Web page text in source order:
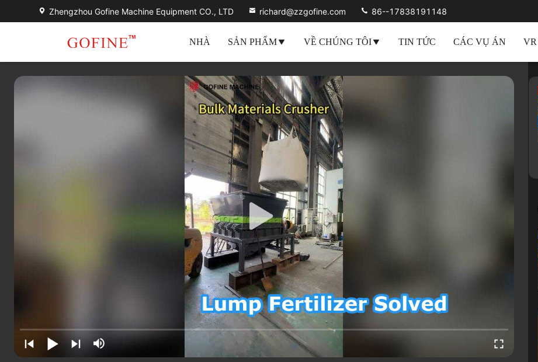
Zhengzhou Gofine Machine Equipment CO., LTD richard@zzgofine.com 86--17838191148
NHÀ SẢN PHẨM VỀ CHÚNG TÔI TIN TỨC CÁC VỤ ÁN VR